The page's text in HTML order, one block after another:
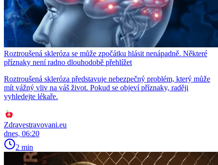
Roztroušená skleróza se může zpočátku hlásit nenápadně. Některé
příznaky není radno dlouhodobě přehlížet
Roztroušená skleróza představuje nebezpečný problém, který může
mít vážný vliv na váš život. Pokud se objeví příznaky, raději
vyhledejte lékaře.
Zdravestravovani.eu
dnes, 06:20
2 min